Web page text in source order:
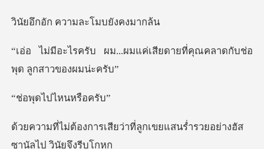
ความละโมบย
ผมแค่เสียดายที่คุณคลาดกับ
ไปไหนหร
่าที่ลูกเขยแสนร่ำรวยอย่างฮ